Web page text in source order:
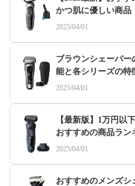
かつ肌に優しい商品
2025/04/01
ブラウンシェーバー
能と各シリーズの特
2025/04/01
【最新版】1万円以
おすすめの商品ラン
2025/04/01
おすすめのメンズシ